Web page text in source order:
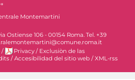
Montemartini
Ostiense 106 - 00154 Roma. Tel. +39
/ Privacy / Exclusiòn de las
/ Accesibilidad del sitio web / XML-rss